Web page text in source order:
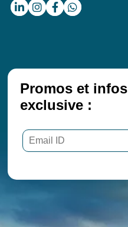
Promos et
exclusive :